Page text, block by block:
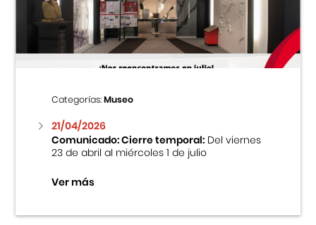
Centro Cultural Peruano Japonés
Museo de la Inmigración Japonesa
Fondo Editorial
Teatro Peruano Japonés
Categorías:Museo
21/04/2026
Comunicado: Cierre temporal:Del viernes
23 de abril al miércoles 1 de julio
Ver más